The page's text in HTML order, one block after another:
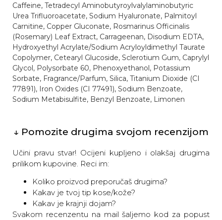
Caffeine, Tetradecyl Aminobutyroylvalylaminobutyric
Urea Trifluoroacetate, Sodium Hyaluronate, Palmitoyl
Carnitine, Copper Gluconate, Rosmarinus Officinalis
(Rosemary) Leaf Extract, Carrageenan, Disodium EDTA,
Hydroxyethyl Acrylate/Sodium Acryloyldimethyl Taurate
Copolymer, Cetearyl Glucoside, Sclerotium Gum, Caprylyl
Glycol, Polysorbate 60, Phenoxyethanol, Potassium
Sorbate, Fragrance/Parfum, Silica, Titanium Dioxide (CI
77891), Iron Oxides (CI 77491), Sodium Benzoate,
Sodium Metabisulfite, Benzyl Benzoate, Limonen
↓ Pomozite drugima svojom recenzijom
Učini pravu stvar! Ocijeni kupljeno i olakšaj drugima
prilikom kupovine. Reci im:
Koliko proizvod preporučaš drugima?
Kakav je tvoj tip kose/kože?
Kakav je krajnji dojam?
Svakom recenzentu na mail šaljemo kod za popust